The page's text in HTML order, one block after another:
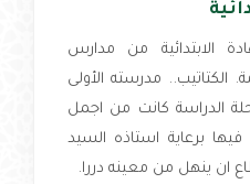
الابتدائية من مدارس
الكتاتيب.. مدرسته الأولى
الدراسة كانت من اجمل
برعاية استاذه السيد
ان ينهل من معينه دررا.